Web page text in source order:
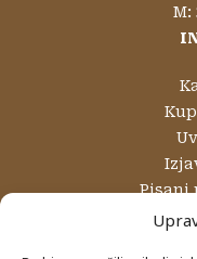
M:
Pisani